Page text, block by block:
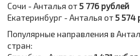
Сочи - Анталья от 5 776 рублей
Екатеринбург - Анталья от 5 574
Популярные направления в
стран: